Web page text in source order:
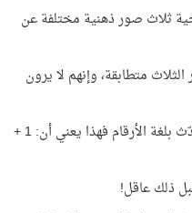
ثلاث صور ذهنية مختلفة عن
متطابقة، وإنهم لا يرون
وعلى منوال هذا المنطق، وبما أننا نتحدّث بلغة الأرقام فهذا يعني أن: 1 +
ذلك عاقل!